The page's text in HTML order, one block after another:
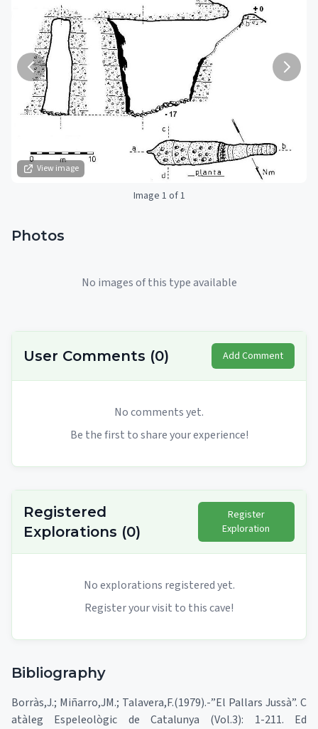
View image
Image 1 of 1
Photos
No images of this type available
User Comments (0) Add Comment
No comments yet.
Be the first to share your experience!
Registered
Explorations (0)
Register
Exploration
No explorations registered yet.
Register your visit to this cave!
Bibliography
Borràs,J.; Miñarro,JM.; Talavera,F.(1979).-”El Pallars Jussà”. C
atàleg Espeleològic de Catalunya (Vol.3): 1-211. Ed